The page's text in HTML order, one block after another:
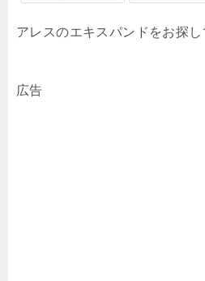
アレスのエキスパンドをお探し
広告